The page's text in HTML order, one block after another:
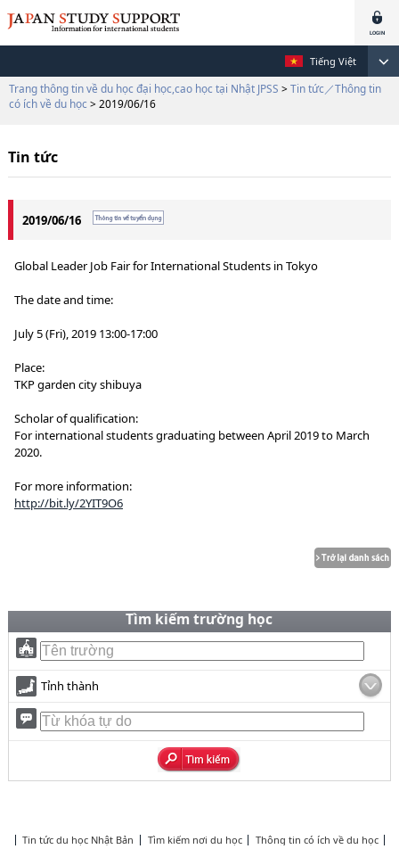
Tiếng Việt
Trang thông tin về du học đại học,cao học tại Nhật JPSS > Tin tức／Thông tin
có ích về du học > 2019/06/16
Tin tức
2019/06/16
Global Leader Job Fair for International Students in Tokyo
The date and time:
July 5 (Fri), 2019 13:00-17:00
Place:
TKP garden city shibuya
Scholar of qualification:
For international students graduating between April 2019 to March
2020.
For more information:
http://bit.ly/2YIT9O6
Tìm kiếm trường học
Tỉnh thành
Tin tức du học Nhật Bản Tìm kiếm nơi du học
Thông tin có ích về du học